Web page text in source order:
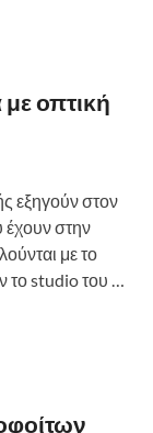
οπτική
εξηγούν στον
στην
με το
το studio του …